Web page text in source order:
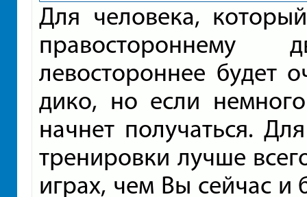
Для человека,
левостороннее будет
дико, но если
начнет получаться.
тренировки лучше
играх, чем Вы сейчас и